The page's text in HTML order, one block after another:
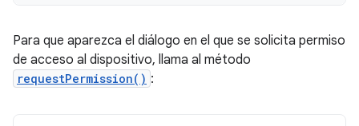
Para que aparezca el diálogo en el que se solicita permiso
de acceso al dispositivo, llama al método
requestPermission() :